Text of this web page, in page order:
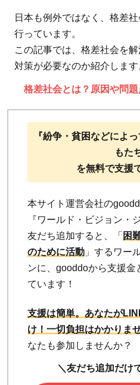
日本も例外ではなく、格差
行っています。
この記事では、格差社会を
対策が必要なのか紹介します
格差社会とは？原因や問
『紛争・貧困などによ
もた
を無料で支援
本サイト運営会社の
『ワールド・ビジョン・
友だち追加すると、「 困
のために活動 」するワー
ンに、gooddoから支援金
ています！
支援は簡単。あなたが
け！ 一切負担はかかりませ
なたも参加しませんか？
＼友だち追加だけ